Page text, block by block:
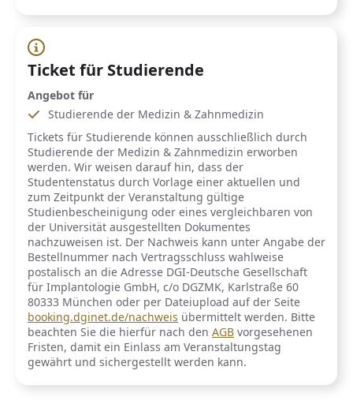
Ticket für Studierende
Angebot für
Studierende der Medizin & Zahnmedizin
Tickets für Studierende können ausschließlich durch
Studierende der Medizin & Zahnmedizin erworben
werden. Wir weisen darauf hin, dass der
Studentenstatus durch Vorlage einer aktuellen und
zum Zeitpunkt der Veranstaltung gültige
Studienbescheinigung oder eines vergleichbaren von
der Universität ausgestellten Dokumentes
nachzuweisen ist. Der Nachweis kann unter Angabe der
Bestellnummer nach Vertragsschluss wahlweise
postalisch an die Adresse DGI-Deutsche Gesellschaft
für Implantologie GmbH, c/o DGZMK, Karlstraße 60
80333 München oder per Dateiupload auf der Seite
booking.dginet.de/nachweis übermittelt werden. Bitte
beachten Sie die hierfür nach den AGB vorgesehenen
Fristen, damit ein Einlass am Veranstaltungstag
gewährt und sichergestellt werden kann.